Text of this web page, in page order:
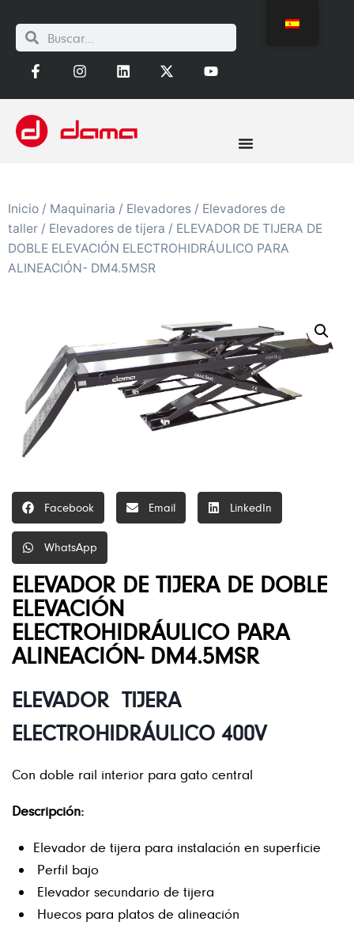
Inicio / Maquinaria / Elevadores / Elevadores de
taller / Elevadores de tijera / ELEVADOR DE TIJERA DE
DOBLE ELEVACIÓN ELECTROHIDRÁULICO PARA
ALINEACIÓN- DM4.5MSR
Facebook Email LinkedIn
WhatsApp
ELEVADOR DE TIJERA DE DOBLE
ELEVACIÓN
ELECTROHIDRÁULICO PARA
ALINEACIÓN- DM4.5MSR
ELEVADOR TIJERA
ELECTROHIDRÁULICO 400V
Con doble rail interior para gato central
Descripción:
Elevador de tijera para instalación en superficie
Perfil bajo
Elevador secundario de tijera
Huecos para platos de alineación